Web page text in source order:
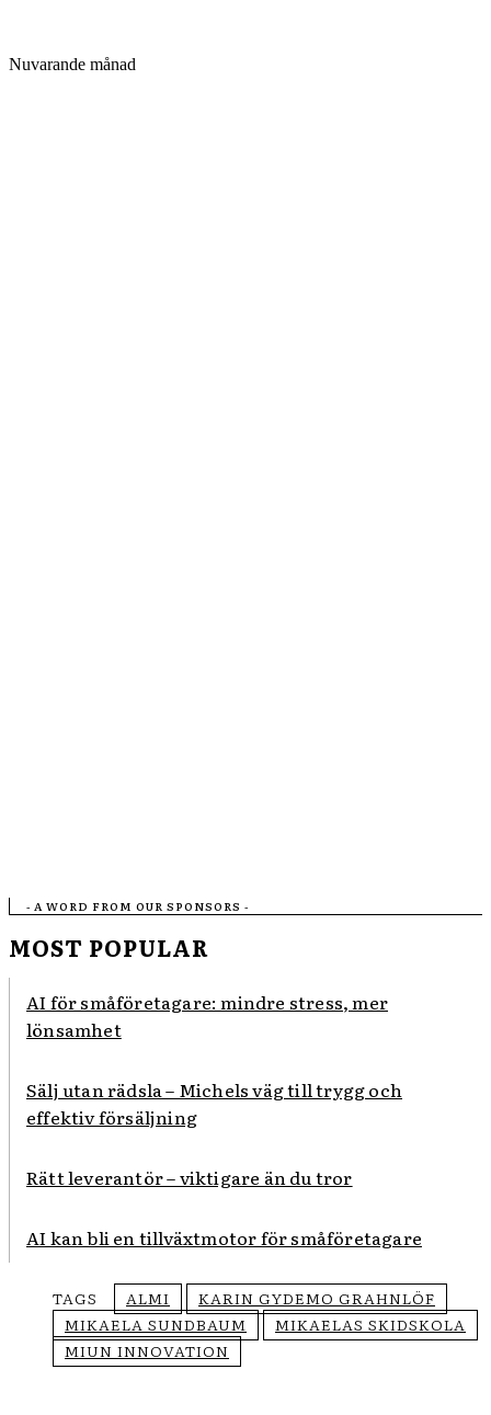
Nuvarande månad
- A WORD FROM OUR SPONSORS -
MOST POPULAR
AI för småföretagare: mindre stress, mer
lönsamhet
Sälj utan rädsla – Michels väg till trygg och
effektiv försäljning
Rätt leverantör – viktigare än du tror
AI kan bli en tillväxtmotor för småföretagare
TAGS ALMI
KARIN GYDEMO GRAHNLÖF
MIKAELA SUNDBAUM
MIKAELAS SKIDSKOLA
MIUN INNOVATION